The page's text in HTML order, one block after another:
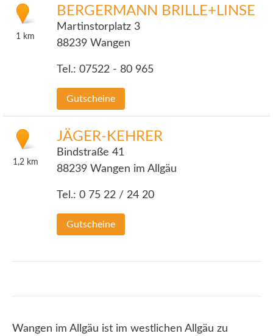
1 km
BERGERMANN BRILLE+LINSE
Martinstorplatz 3
88239 Wangen
Tel.: 07522 - 80 965
Gutscheine
1,2km
JÄGER-KEHRER
Bindstraße 41
88239 Wangen im Allgäu
Tel.: 0 75 22 / 24 20
Gutscheine
Wangen im Allgäu ist im westlichen Allgäu zu